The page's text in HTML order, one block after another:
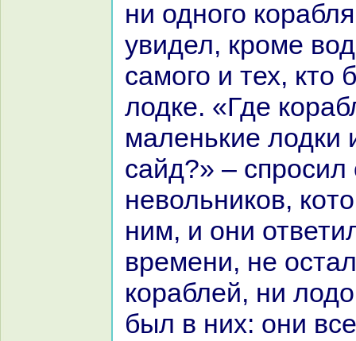
ни одного
увидел, кроме
caмого и тех, кто
лодке. «Где
маленькие лодки
caйд?» – спросил
невольникoв,
ним, и они
времени, не
кopaблей, ни
был в них: они